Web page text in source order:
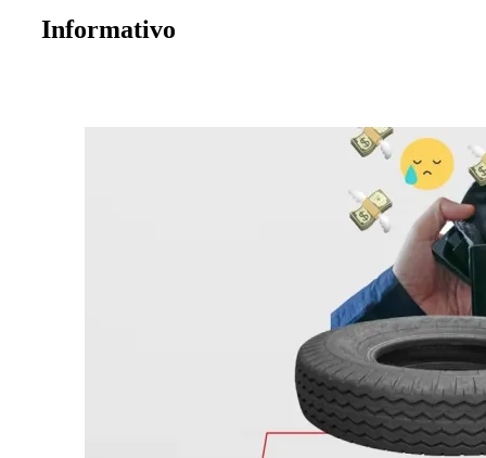
Informativo